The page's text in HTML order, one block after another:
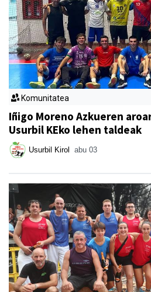
Komunitatea
Iñigo Moreno Azkueren
Usurbil KEko lehen taldeak
Usurbil Kirol abu 03